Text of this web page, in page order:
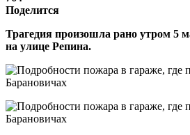
Поделится
Трагедия произошла рано утром 5
на улице Репина.